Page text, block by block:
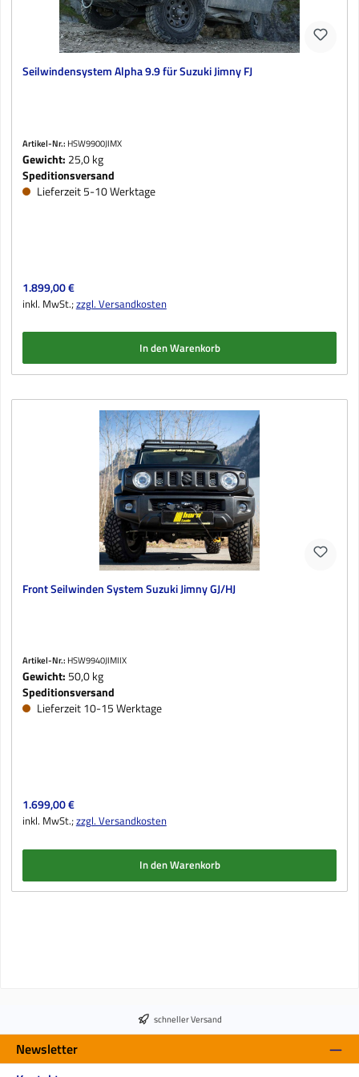
Seilwindensystem Alpha 9.9 für Suzuki Jimny FJ
Artikel-Nr.: HSW9900JIMX
Gewicht: 25,0 kg
Speditionsversand
Lieferzeit 5-10 Werktage
Regulärer Preis:
1.899,00 €
inkl. MwSt.;zzgl. Versandkosten
In den Warenkorb
Front Seilwinden System Suzuki Jimny GJ/HJ
Artikel-Nr.: HSW9940JIMIIX
Gewicht: 50,0 kg
Speditionsversand
Lieferzeit 10-15 Werktage
Regulärer Preis:
1.699,00 €
inkl. MwSt.;zzgl. Versandkosten
In den Warenkorb
schneller Versand
Newsletter